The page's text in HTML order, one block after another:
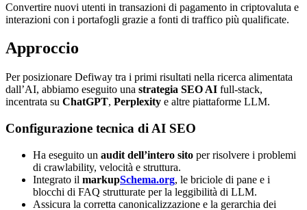
Convertire nuovi utenti in transazioni di pagamento in criptovaluta e
interazioni con i portafogli grazie a fonti di traffico più qualificate.
Approccio
Per posizionare Defiway tra i primi risultati nella ricerca alimentata
dall’AI, abbiamo eseguito una strategia SEO AI full-stack,
incentrata su ChatGPT, Perplexity e altre piattaforme LLM.
Configurazione tecnica di AI SEO
Ha eseguito un audit dell’intero sito per risolvere i problemi
di crawlability, velocità e struttura.
Integrato il markupSchema.org, le briciole di pane e i
blocchi di FAQ strutturate per la leggibilità di LLM.
Assicura la corretta canonicalizzazione e la gerarchia dei